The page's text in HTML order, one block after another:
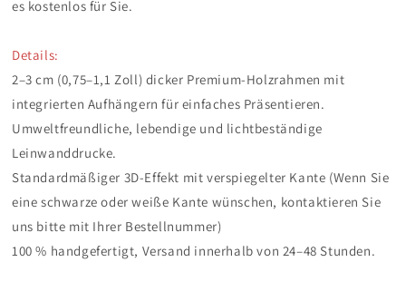
es kostenlos für Sie.
Details:
2–3 cm (0,75–1,1 Zoll) dicker Premium-Holzrahmen mit
integrierten Aufhängern für einfaches Präsentieren.
Umweltfreundliche, lebendige und lichtbeständige
Leinwanddrucke.
Standardmäßiger 3D-Effekt mit verspiegelter Kante (Wenn Sie
eine schwarze oder weiße Kante wünschen, kontaktieren Sie
uns bitte mit Ihrer Bestellnummer)
100 % handgefertigt, Versand innerhalb von 24–48 Stunden.